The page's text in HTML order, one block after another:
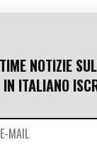
NOTIZIE
IN ITALIANO